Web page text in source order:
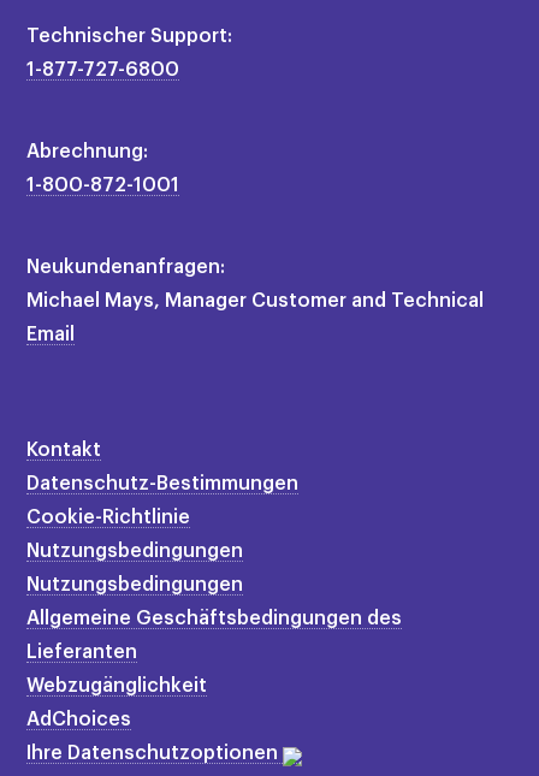
Technischer Support:
1-877-727-6800
Abrechnung:
1-800-872-1001
Neukundenanfragen:
Michael Mays, Manager Customer and Technical
Email
Kontakt
Datenschutz-Bestimmungen
Cookie-Richtlinie
Nutzungsbedingungen
Nutzungsbedingungen
Allgemeine Geschäftsbedingungen des
Lieferanten
Webzugänglichkeit
AdChoices
Ihre Datenschutzoptionen